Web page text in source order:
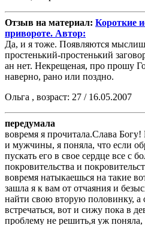
Отзыв на материал: Короткие
привороте. Автор:
Да, и я тоже. Появляются
простенький-простенький
ан нет. Некрещеная, про прошу
наверно, рано или поздно.
Ольга , возраст: 27 / 16.05.2007
передумала
вовремя я прочитала.Слава
и мужчины, я поняла, что если
пускать его в свое сердце все с
покровительства и
вовремя натыкаешься на такие
зашла я к вам от отчаяния и
найти свою вторую половинку, а
встречаться, вот и сижу пока в
проблему не решить,я уж